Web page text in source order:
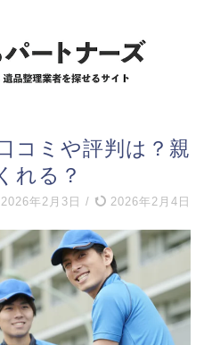
コミや評判は？親
れる？
2026年2月3日 / 2026年2月4日